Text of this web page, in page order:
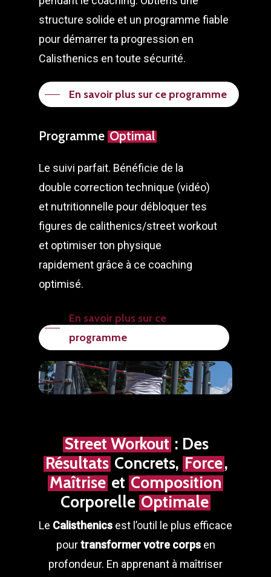
structure solide et un programme fiable
pour démarrer ta progression en
Calisthenics en toute sécurité.
En savoir plus sur ce programme
Programme Optimal
Le suivi parfait. Bénéficie de la
double correction technique (vidéo)
et nutritionnelle pour débloquer tes
figures de calithenics/street workout
et optimiser ton physique
rapidement grâce à ce coaching
optimisé.
En savoir plus sur ce
programme
Street Workout : Des
Résultats Concrets, Force,
Maîtrise et Composition
Corporelle Optimale
Le Calisthenics est l’outil le plus efficace
pourtransformer votre corpsen
profondeur. En apprenant à maîtriser